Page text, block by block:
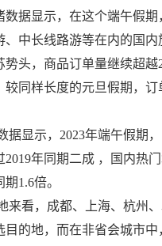
数据显示，在这个端午假
、中长线路游等在内的国
势头，商品订单量继续超越
较同样长度的元旦假期，订
据显示，2023年端午假期
2019年同期二成 ，国内热
1.6倍。
来看，成都、上海、杭州
目的地，而在非省会城市